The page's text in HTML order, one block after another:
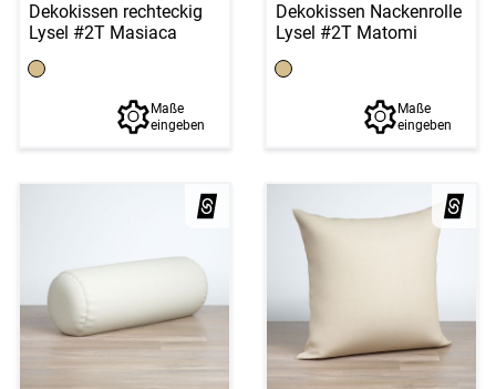
Dekokissen rechteckig
Lysel #2T Masiaca
Maße
eingeben
Dekokissen Nackenrolle
Lysel #2T Matomi
Maße
eingeben